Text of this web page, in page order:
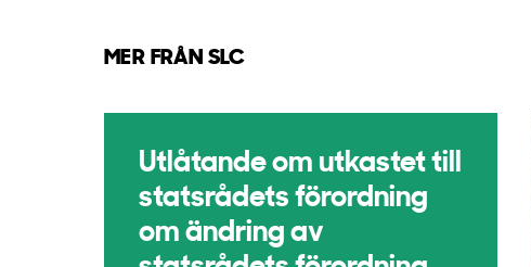
MER FRÅN SLC
Utlåtande om utkastet till
statsrådets förordning
om ändring av